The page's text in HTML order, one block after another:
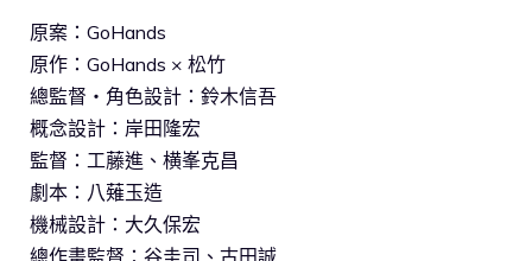
原案：GoHands
原作：GoHands × 松竹
總監督・角色設計：鈴木信吾
概念設計：岸田隆宏
監督：工藤進、横峯克昌
劇本：八薙玉造
機械設計：大久保宏
總作畫監督：谷圭司、古田誠